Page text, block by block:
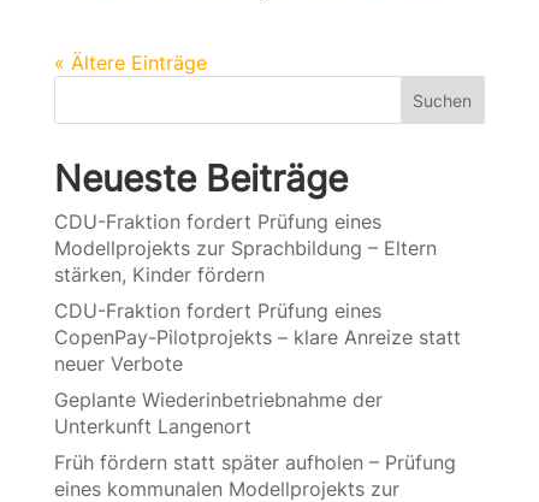
« Ältere Einträge
Suchen
Neueste Beiträge
CDU-Fraktion fordert Prüfung eines
Modellprojekts zur Sprachbildung – Eltern
stärken, Kinder fördern
CDU-Fraktion fordert Prüfung eines
CopenPay-Pilotprojekts – klare Anreize statt
neuer Verbote
Geplante Wiederinbetriebnahme der
Unterkunft Langenort
Früh fördern statt später aufholen – Prüfung
eines kommunalen Modellprojekts zur